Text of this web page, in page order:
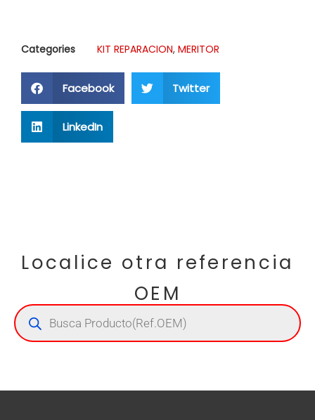
Categories KIT REPARACION, MERITOR
Facebook Twitter
LinkedIn
Localice otra referencia
OEM